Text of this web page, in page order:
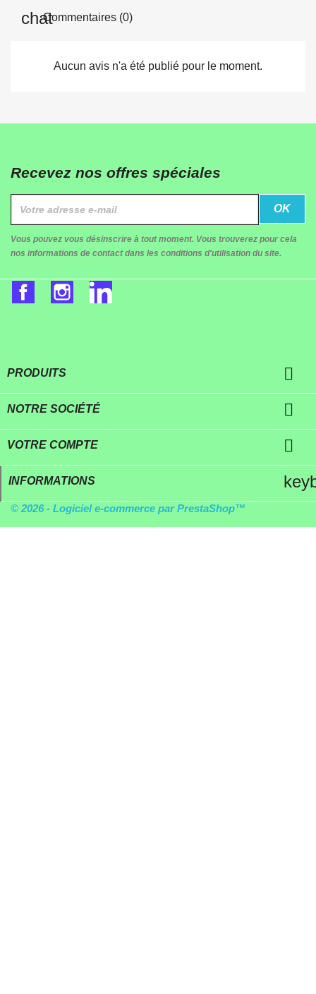
Commentaires (0)
Aucun avis n'a été publié pour le moment.
Recevez nos offres spéciales
Vous pouvez vous désinscrire à tout moment. Vous trouverez pour cela
nos informations de contact dans les conditions d'utilisation du site.
FacebookInstagram
PRODUITS 
NOTRE SOCIÉTÉ 
VOTRE COMPTE 
INFORMATIONS
© 2026 - Logiciel e-commerce par PrestaShop™